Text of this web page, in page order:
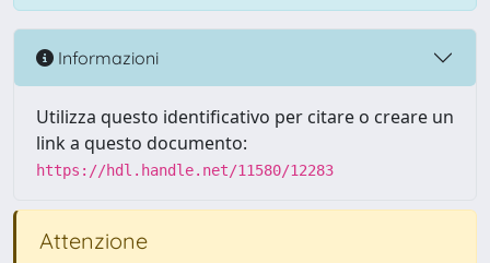
Informazioni
Utilizza questo identificativo per citare o creare un
link a questo documento:
https://hdl.handle.net/11580/12283
Attenzione